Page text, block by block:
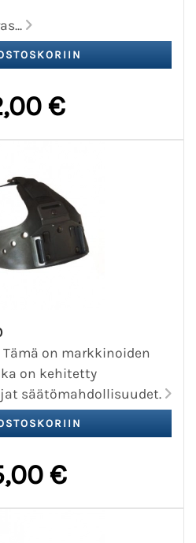
€
Tämä on markkinoiden
on kehitetty
säätömahdollisuudet.
€